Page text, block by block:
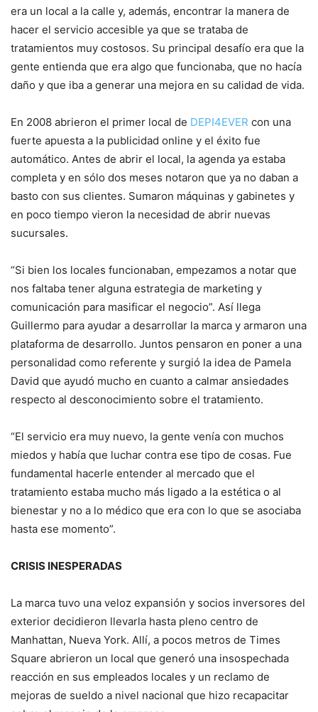
era un local a la calle y, además, encontrar la manera de
hacer el servicio accesible ya que se trataba de
tratamientos muy costosos. Su principal desafío era que la
gente entienda que era algo que funcionaba, que no hacía
daño y que iba a generar una mejora en su calidad de vida.
En 2008 abrieron el primer local de DEPI4EVER con una
fuerte apuesta a la publicidad online y el éxito fue
automático. Antes de abrir el local, la agenda ya estaba
completa y en sólo dos meses notaron que ya no daban a
basto con sus clientes. Sumaron máquinas y gabinetes y
en poco tiempo vieron la necesidad de abrir nuevas
sucursales.
“Si bien los locales funcionaban, empezamos a notar que
nos faltaba tener alguna estrategia de marketing y
comunicación para masificar el negocio”. Así llega
Guillermo para ayudar a desarrollar la marca y armaron una
plataforma de desarrollo. Juntos pensaron en poner a una
personalidad como referente y surgió la idea de Pamela
David que ayudó mucho en cuanto a calmar ansiedades
respecto al desconocimiento sobre el tratamiento.
“El servicio era muy nuevo, la gente venía con muchos
miedos y había que luchar contra ese tipo de cosas. Fue
fundamental hacerle entender al mercado que el
tratamiento estaba mucho más ligado a la estética o al
bienestar y no a lo médico que era con lo que se asociaba
hasta ese momento”.
CRISIS INESPERADAS
La marca tuvo una veloz expansión y socios inversores del
exterior decidieron llevarla hasta pleno centro de
Manhattan, Nueva York. Allí, a pocos metros de Times
Square abrieron un local que generó una insospechada
reacción en sus empleados locales y un reclamo de
mejoras de sueldo a nivel nacional que hizo recapacitar